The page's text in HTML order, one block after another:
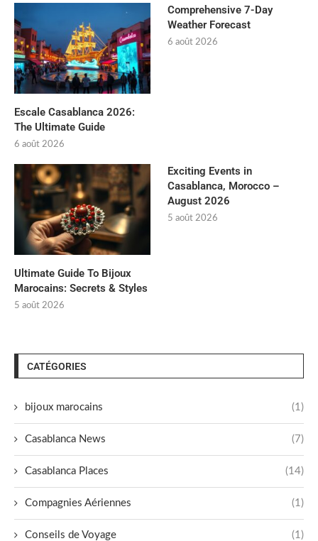
Escale Casablanca 2026:
The Ultimate Guide
6 août 2026
Comprehensive 7-Day
Weather Forecast
6 août 2026
Ultimate Guide To Bijoux
Marocains: Secrets & Styles
5 août 2026
Exciting Events in
Casablanca, Morocco –
August 2026
5 août 2026
CATÉGORIES
bijoux marocains (1)
Casablanca News (7)
Casablanca Places (14)
Compagnies Aériennes (1)
Conseils de Voyage (1)